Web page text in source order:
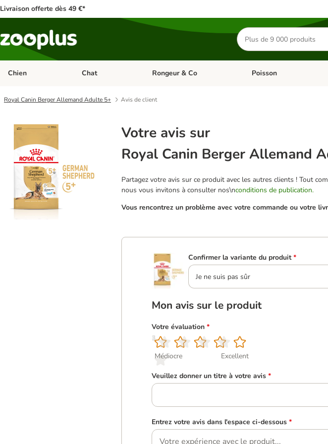
Livraison offerte dès 49 €*
Rechercher
des
produits
Chien Dérouler les catégories: Chien
Chat Dérouler les catégories: Chat
Rongeur & Co Dérouler les catégories:
Poisson
Royal Canin Berger Allemand Adulte 5+ Avis de client
Votre avis sur
Royal Canin Berger Allemand
Partagez votre avis sur ce produit avec les autres clients ! Tout
nous vous invitons à consulter nos\nconditions de publication.
Vous rencontrez un problème avec votre commande ou votre
Confirmer la variante du produit *
Je ne suis pas sûr
Mon avis sur le produit
Votre évaluation *
1
Médiocre
2
3
4
5
Excellent
Veuillez donner un titre à votre avis *
Entrez votre avis dans l'espace ci-dessous *